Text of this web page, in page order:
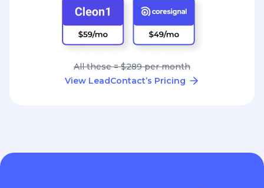
All these = $289 per month
View LeadContact’s Pricing